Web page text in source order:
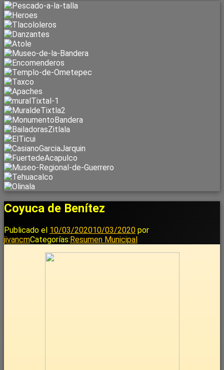
Coyuca de Benítez
Publicado el 10/03/202010/03/2020 por
jivancmCategorías: Resumen Municipal